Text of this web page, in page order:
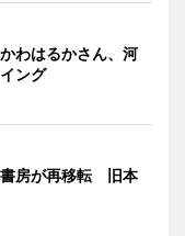
わはるかさん、河
ング
書房が再移転 旧本